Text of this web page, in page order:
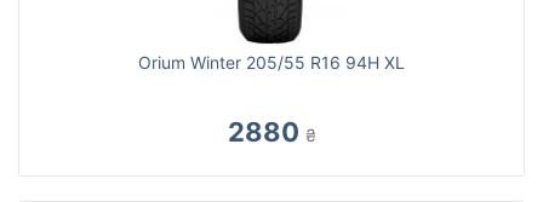
Orium Winter 205/55 R16 94H XL
2880 ₴